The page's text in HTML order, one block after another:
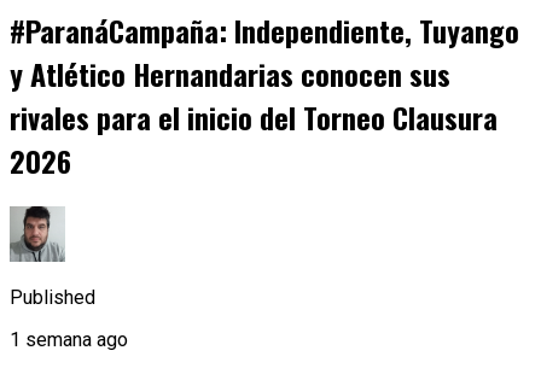
#ParanáCampaña: Independiente, Tuyango
y Atlético Hernandarias conocen sus
rivales para el inicio del Torneo Clausura
2026
Published
1 semana ago